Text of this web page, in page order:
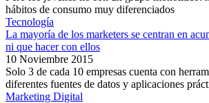
hábitos de consumo muy diferenciados
Tecnología
La mayoría de los marketers se centran en
ni que hacer con ellos
10 Noviembre 2015
Solo 3 de cada 10 empresas cuenta con
diferentes fuentes de datos y aplicaciones
Marketing Digital